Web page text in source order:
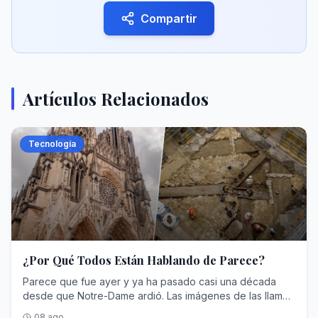
Compartir
Artículos Relacionados
Tecnología
¿Por Qué Todos Están Hablando de Parece?
Parece que fue ayer y ya ha pasado casi una década
desde que Notre-Dame ardió. Las imágenes de las llamas